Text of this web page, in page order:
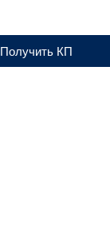
Получить КП